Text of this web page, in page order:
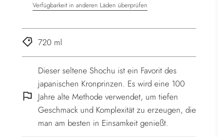
e
.
.
Verfügbarkeit in anderen Läden überprüfen
720 ml
Dieser seltene Shochu ist ein Favorit des
japanischen Kronprinzen. Es wird eine 100
Jahre alte Methode verwendet, um tiefen
Geschmack und Komplexität zu erzeugen, die
man am besten in Einsamkeit genießt.